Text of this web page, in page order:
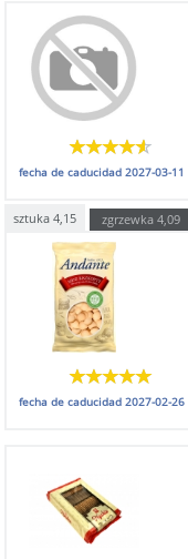
fecha de caducidad2027-03-11
sztuka 4,15 zgrzewka 4,09
fecha de caducidad2027-02-26